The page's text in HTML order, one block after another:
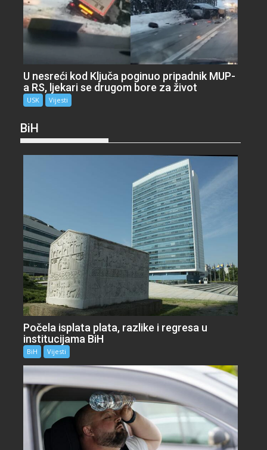
U nesreći kod Ključa poginuo pripadnik MUP-
a RS, ljekari se drugom bore za život
USK Vijesti
BiH
Počela isplata plata, razlike i regresa u
institucijama BiH
BiH Vijesti